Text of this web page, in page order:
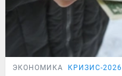
ЭКОНОМИКА КРИЗИС-2026